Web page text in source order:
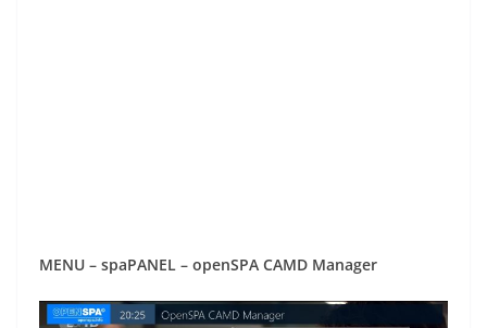
MENU – spaPANEL – openSPA CAMD Manager